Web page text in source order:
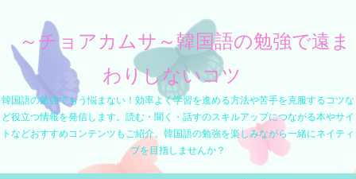
～チョアカムサ～韓国語の勉強で遠ま
わりしないコツ
韓国語の勉強でもう悩まない！効率よく学習を進める方法や苦手を克服するコツな
ど役立つ情報を発信します。読む・聞く・話すのスキルアップにつながる本やサイ
トなどおすすめコンテンツもご紹介。韓国語の勉強を楽しみながら一緒にネイティ
ブを目指しませんか？